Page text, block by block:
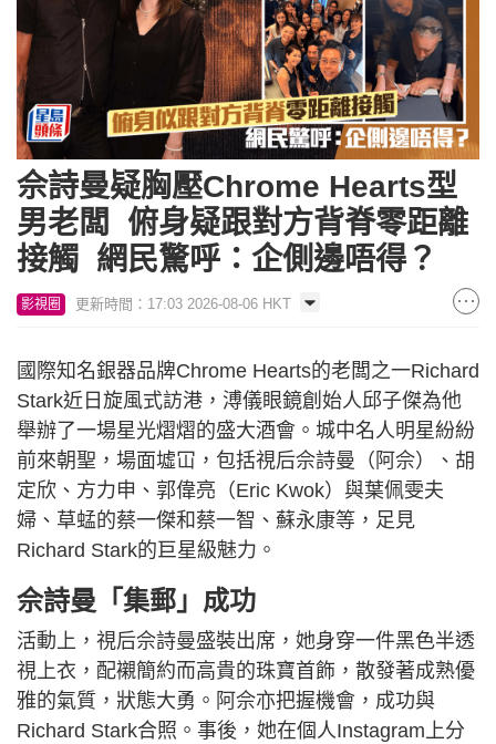
佘詩曼疑胸壓Chrome Hearts型
男老闆 俯身疑跟對方背脊零距離
接觸 網民驚呼：企側邊唔得？
影視圈 更新時間：17:03 2026-08-06 HKT
國際知名銀器品牌Chrome Hearts的老闆之一Richard
Stark近日旋風式訪港，溥儀眼鏡創始人邱子傑為他
舉辦了一場星光熠熠的盛大酒會。城中名人明星紛紛
前來朝聖，場面墟冚，包括視后佘詩曼（阿佘）、胡
定欣、方力申、郭偉亮（Eric Kwok）與葉佩雯夫
婦、草蜢的蔡一傑和蔡一智、蘇永康等，足見
Richard Stark的巨星級魅力。
佘詩曼「集郵」成功
活動上，視后佘詩曼盛裝出席，她身穿一件黑色半透
視上衣，配襯簡約而高貴的珠寶首飾，散發著成熟優
雅的氣質，狀態大勇。阿佘亦把握機會，成功與
Richard Stark合照。事後，她在個人Instagram上分